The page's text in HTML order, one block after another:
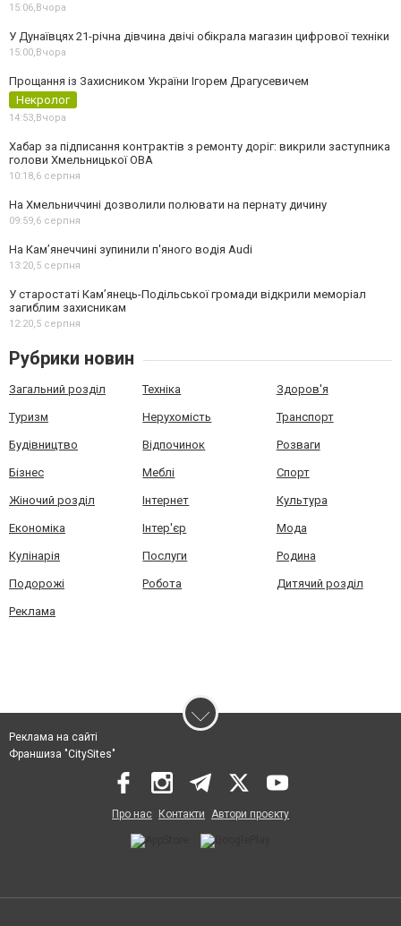
15:06, Вчора
У Дунаївцях 21-річна дівчина двічі обікрала магазин цифрової техніки
15:00, Вчора
Прощання із Захисником України Ігорем Драгусевичем
Некролог
14:53, Вчора
Хабар за підписання контрактів з ремонту доріг: викрили заступника
голови Хмельницької ОВА
10:18,6 серпня
На Хмельниччині дозволили полювати на пернату дичину
09:59,6 серпня
На Камʼянеччині зупинили п'яного водія Audi
13:20,5 серпня
У старостаті Кам’янець-Подільської громади відкрили меморіал
загиблим захисникам
12:20,5 серпня
Рубрики новин
Загальний розділ Техніка Здоров'я
Туризм Нерухомість Транспорт
Будівництво Відпочинок Розваги
Бізнес Меблі Спорт
Жіночий розділ Інтернет Культура
Економіка Інтер'єр Мода
Кулінарія Послуги Родина
Подорожі Робота Дитячий розділ
Реклама
Реклама на сайті
Франшиза "CitySites"
Про нас Контакти Автори проєкту